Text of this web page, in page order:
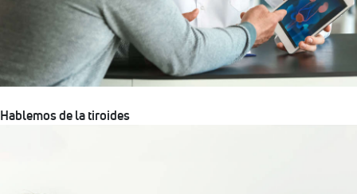
Hablemos de la tiroides